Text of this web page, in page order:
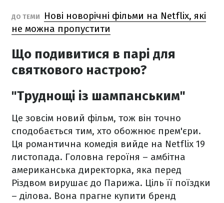
ДО ТЕМИ
Нові новорічні фільми на Netflix, які
не можна пропустити
Що подивитися в парі для
святкового настрою?
"Труднощі із шампанським"
Це зовсім новий фільм, тож він точно
сподобається тим, хто обожнює прем'єри.
Ця романтична комедія вийде на Netflix 19
листопада. Головна героїня – амбітна
американська директорка, яка перед
Різдвом вирушає до Парижа. Ціль її поїздки
– ділова. Вона прагне купити бренд